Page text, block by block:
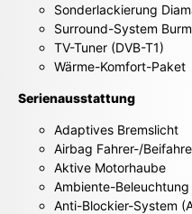
Sonderlackierung
Surround-System
TV-Tuner (DVB-T1)
Wärme-Komfort-Paket
Serienausstattung
Adaptives Bremslicht
Airbag Fahrer-/
Aktive Motorhaube
Ambiente-Beleuchtung
Anti-Blockier-System